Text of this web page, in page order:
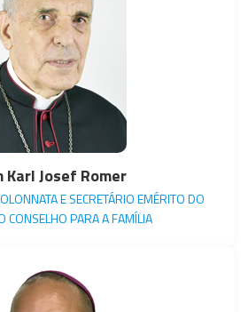
Karl Josef Romer
E SECRETÁRIO EMÉRITO DO
CONSELHO PARA A FAMÍLIA